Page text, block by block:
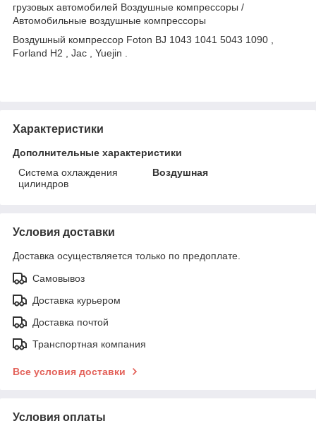
грузовых автомобилей Воздушные компрессоры /
Автомобильные воздушные компрессоры
Воздушный компрессор Foton BJ 1043 1041 5043 1090 ,
Forland H2 , Jac , Yuejin .
Характеристики
Дополнительные характеристики
Система охлаждения
цилиндров
Воздушная
Условия доставки
Доставка осуществляется только по предоплате.
Самовывоз
Доставка курьером
Доставка почтой
Транспортная компания
Все условия доставки
Условия оплаты